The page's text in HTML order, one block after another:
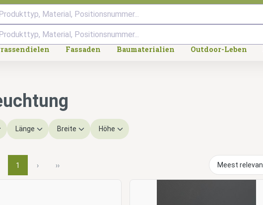
Material, Positionsnummer...
Fassaden Baumaterialien Outdoor-Leben
Länge Breite Höhe
1 › ››